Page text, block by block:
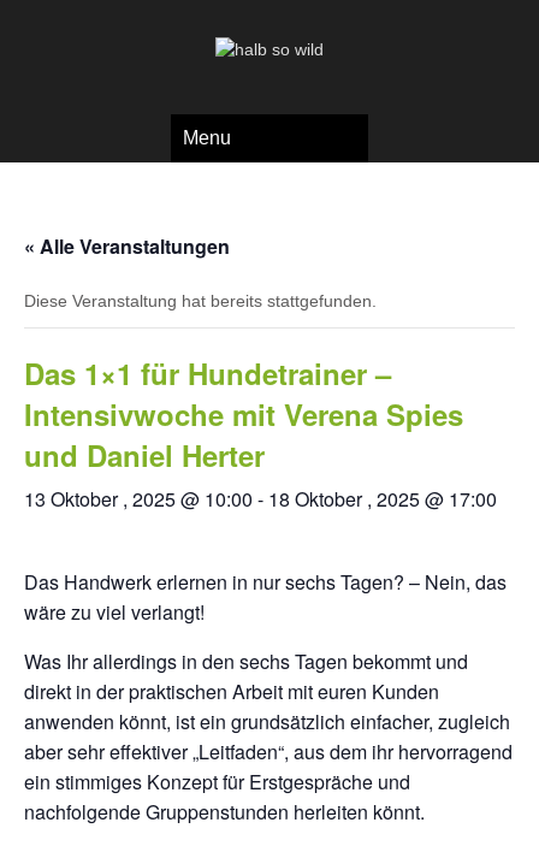
Menu
« Alle Veranstaltungen
Diese Veranstaltung hat bereits stattgefunden.
Das 1×1 für Hundetrainer –
Intensivwoche mit Verena Spies
und Daniel Herter
13 Oktober , 2025 @ 10:00 - 18 Oktober , 2025 @ 17:00
Das Handwerk erlernen in nur sechs Tagen? – Nein, das
wäre zu viel verlangt!
Was Ihr allerdings in den sechs Tagen bekommt und
direkt in der praktischen Arbeit mit euren Kunden
anwenden könnt, ist ein grundsätzlich einfacher, zugleich
aber sehr effektiver „Leitfaden“, aus dem ihr hervorragend
ein stimmiges Konzept für Erstgespräche und
nachfolgende Gruppenstunden herleiten könnt.